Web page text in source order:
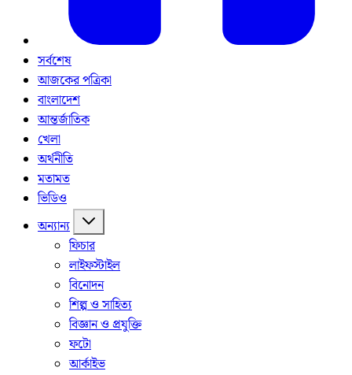
সর্বশেষ
আজকের পত্রিকা
বাংলাদেশ
আন্তর্জাতিক
খেলা
অর্থনীতি
মতামত
ভিডিও
অন্যান্য
ফিচার
লাইফস্টাইল
বিনোদন
শিল্প ও সাহিত্য
বিজ্ঞান ও প্রযুক্তি
ফটো
আর্কাইভ